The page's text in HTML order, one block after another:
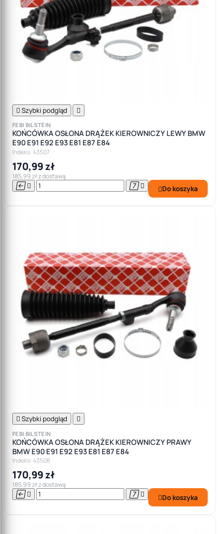
 Szybki podgląd 
FEBI BILSTEIN
KOŃCÓWKA OSŁONA DRĄŻEK KIEROWNICZY LEWY BMW
E90 E91 E92 E93 E81 E87 E84
Indeks: 43507
170,99 zł
185,99 zł z dostawą
    Do koszyka
 Szybki podgląd 
FEBI BILSTEIN
KOŃCÓWKA OSŁONA DRĄŻEK KIEROWNICZY PRAWY
BMW E90 E91 E92 E93 E81 E87 E84
Indeks: 43508
170,99 zł
185,99 zł z dostawą
    Do koszyka